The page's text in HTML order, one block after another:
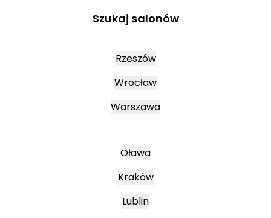
Szukaj salonów
Rzeszów
Wrocław
Warszawa
Oława
Kraków
Lublin